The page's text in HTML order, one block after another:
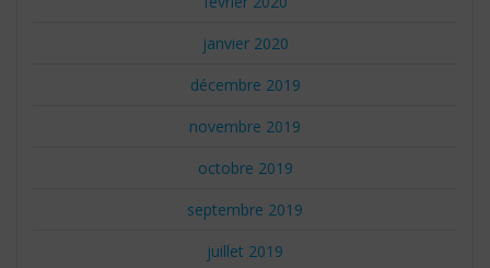
janvier 2020
décembre 2019
novembre 2019
octobre 2019
septembre 2019
juillet 2019